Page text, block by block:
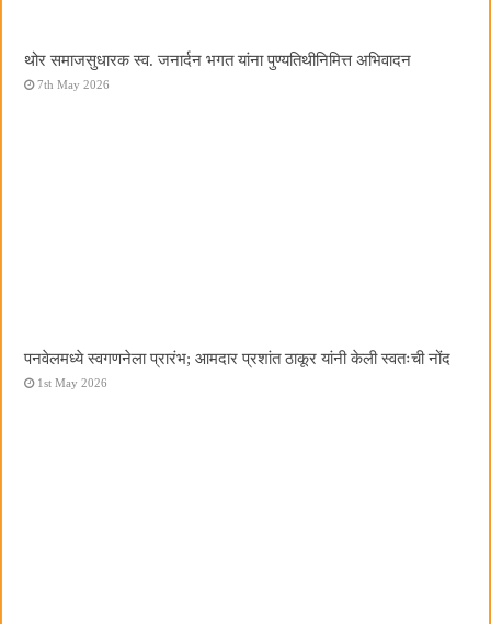
थोर समाजसुधारक स्व. जनार्दन भगत यांना पुण्यतिथीनिमित्त अभिवादन
7th May 2026
पनवेलमध्ये स्वगणनेला प्रारंभ; आमदार प्रशांत ठाकूर यांनी केली स्वतःची नोंद
1st May 2026